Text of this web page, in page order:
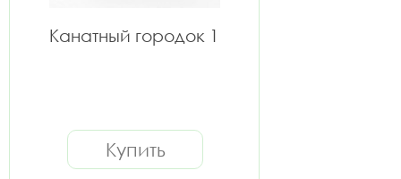
Канатный городок 1
Купить